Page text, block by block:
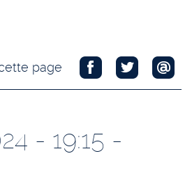
page
- 19:15 -